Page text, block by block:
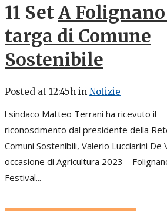
11 SetA
targa di Comune
Sostenibile
Posted at 12:45h in Notizie
l sindaco Matteo Terrani ha ricevuto il
riconoscimento dal presidente della
Comuni Sostenibili, Valerio Lucciarini De
occasione di Agricultura 2023 –
Festival...